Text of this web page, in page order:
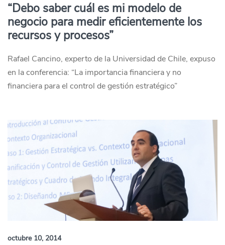
“Debo saber cuál es mi modelo de
negocio para medir eficientemente los
recursos y procesos”
Rafael Cancino, experto de la Universidad de Chile, expuso
en la conferencia: “La importancia financiera y no
financiera para el control de gestión estratégico”
octubre 10, 2014